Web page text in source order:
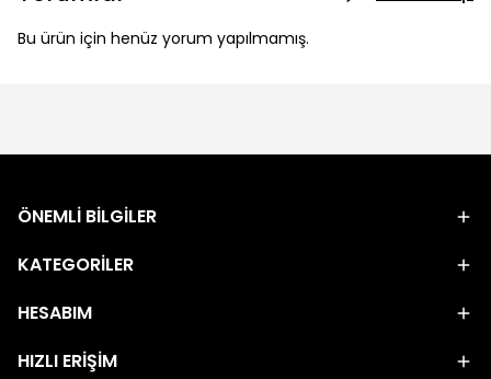
Bu ürün için henüz yorum yapılmamış.
ÖNEMLİ BİLGİLER
KATEGORİLER
HESABIM
HIZLI ERİŞİM